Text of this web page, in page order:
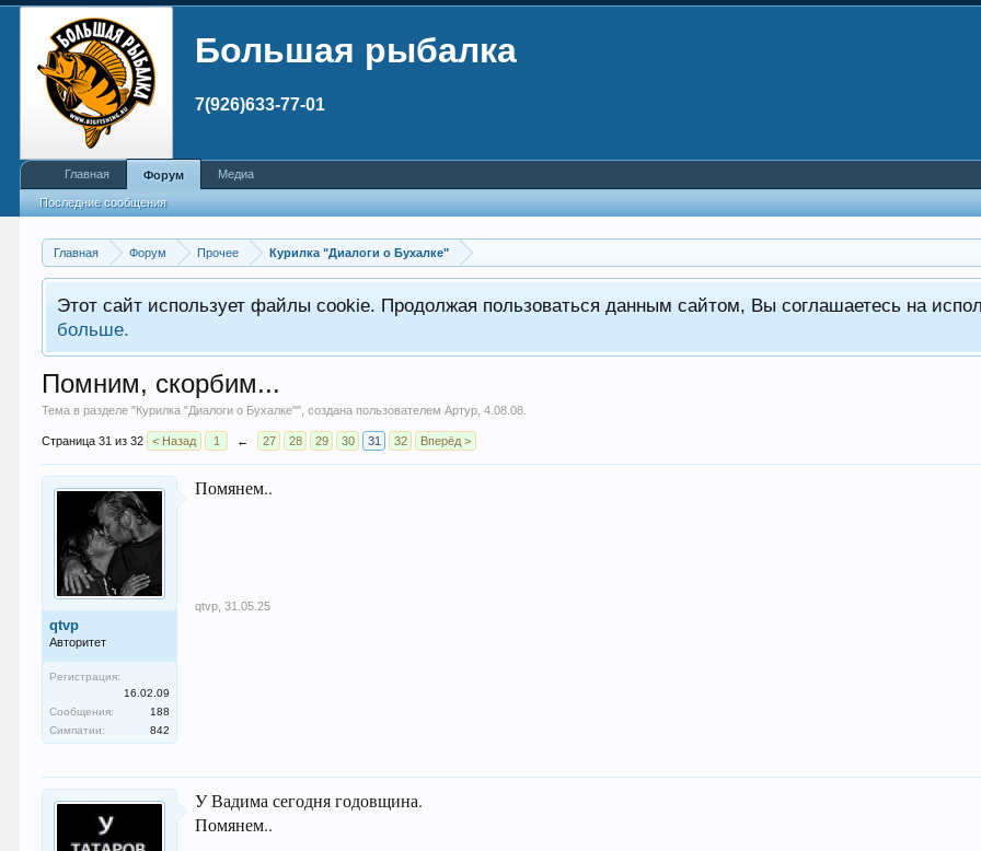
Главная Форум Прочее Курилка "Диалоги о Бухалке"
Этот сайт использует файлы cookie. Продолжая пользоваться данным сайтом, Вы соглашаетесь на
больше.
Помним, скорбим...
Тема в разделе "Курилка "Диалоги о Бухалке"", создана пользователемАртур ,4.08.08
Страница 31 из 32 < Назад 1 ← 27 28 29 30 31 32 Вперёд >
qtvp
Авторитет
Регистрация:
16.02.09
Сообщения:
188
Симпатии:
842
Помянем..
qtvp 31.05.25
У Вадима сегодня годовщина.
Помянем..
Большая рыбалка
7(926)633-77-01
Главная Форум
Последние сообщения
Медиа